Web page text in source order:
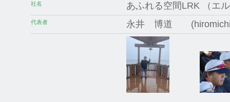
社名 あふれる空間LRK （エ
代表者 永井 博道